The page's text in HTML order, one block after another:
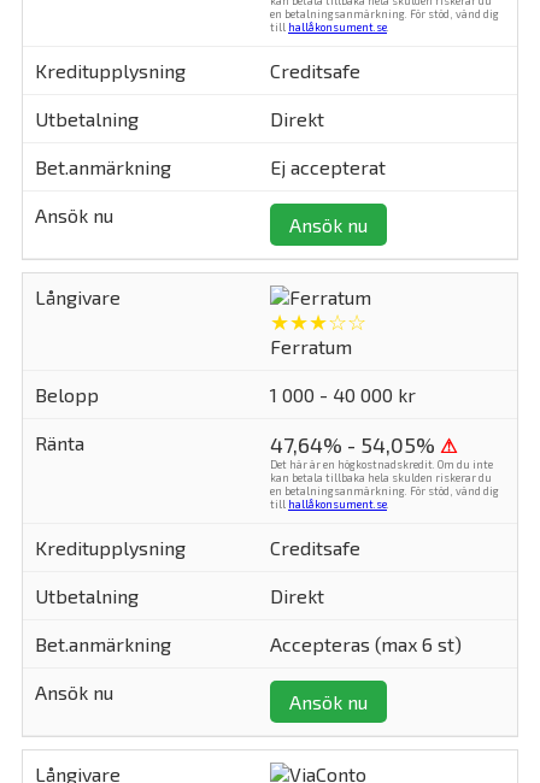
en betalningsanmärkning. För stöd, vänd dig
till hallåkonsument.se
Creditsafe
Direkt
Ej accepterat
Ansök nu
★★★☆☆
Ferratum
1 000 - 40 000 kr
47,64% - 54,05% ⚠
Det här är en högkostnadskredit. Om du inte
kan betala tillbaka hela skulden riskerar du
en betalningsanmärkning. För stöd, vänd dig
till hallåkonsument.se
Creditsafe
Direkt
Accepteras (max 6 st)
Ansök nu